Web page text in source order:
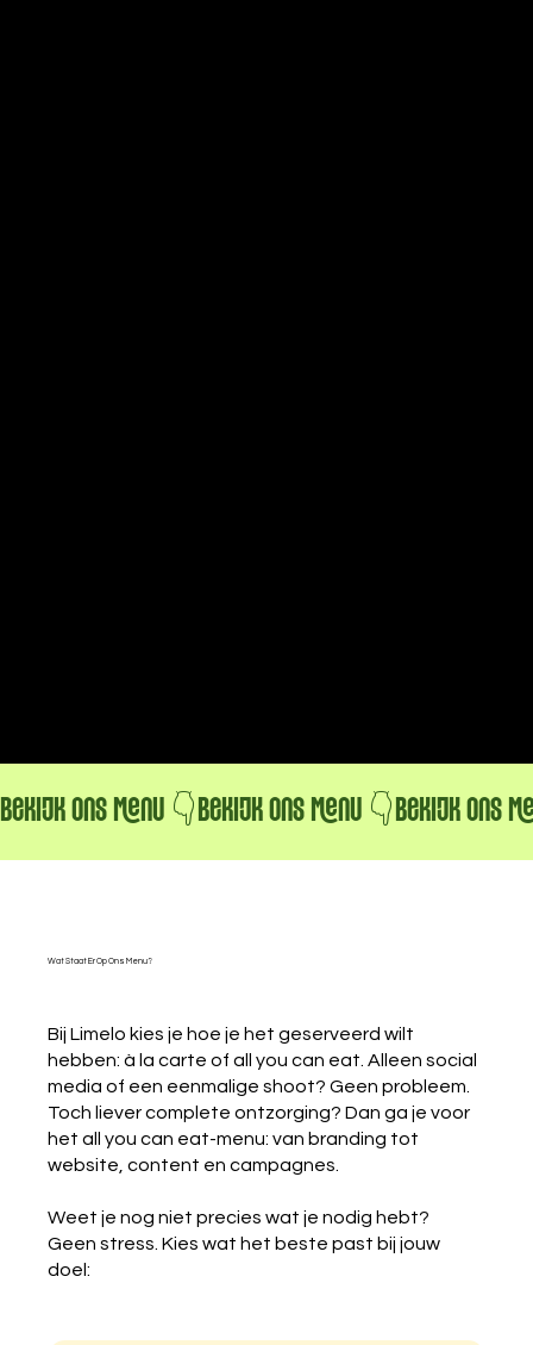
Bekijk Ons Menu 👇
Wat Staat Er Op Ons Menu?
Bij Limelo kies je hoe je het geserveerd wilt
hebben: à la carte of all you can eat. Alleen social
media of een eenmalige shoot? Geen probleem.
Toch liever complete ontzorging? Dan ga je voor
het all you can eat-menu: van branding tot
website, content en campagnes.
Weet je nog niet precies wat je nodig hebt?
Geen stress. Kies wat het beste past bij jouw
doel: